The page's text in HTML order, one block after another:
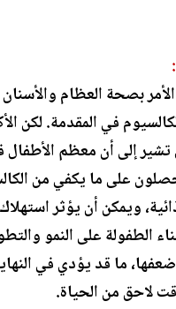
بصحة العظام
في المقدمة. لكن
إلى أن معظم الأطفال
على ما يكفي من
ويمكن أن يؤثر
الطفولة على النمو
ما قد يؤدي في
لاحق من الحياة.